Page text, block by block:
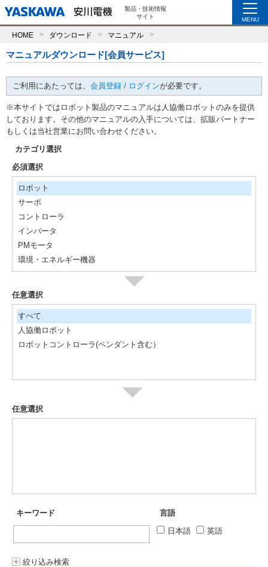
製品・技術情報
サイト
MENU
HOME ダウンロード マニュアル
マニュアルダウンロード[会員サービス]
ご利用にあたっては、 会員登録 / ログインが必要です。
※本サイトではロボット製品のマニュアルは人協働ロボットのみを提供
しております。その他のマニュアルの入手については、拡販パートナー
もしくは当社営業にお問い合わせください。
カテゴリ選択
必須選択
ロボット
サーボ
コントローラ
インバータ
PMモータ
環境・エネルギー機器
任意選択
すべて
人協働ロボット
ロボットコントローラ(ペンダント含む）
任意選択
キーワード
言語
日本語
英語
絞り込み検索